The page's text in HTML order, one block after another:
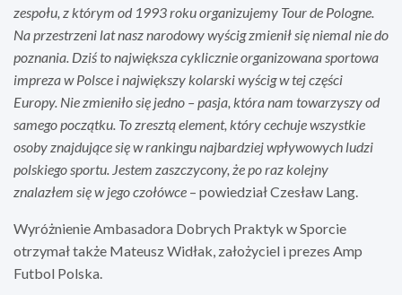
zespołu, z którym od 1993 roku organizujemy Tour de Pologne.
Na przestrzeni lat nasz narodowy wyścig zmienił się niemal nie do
poznania. Dziś to największa cyklicznie organizowana sportowa
impreza w Polsce i największy kolarski wyścig w tej części
Europy. Nie zmieniło się jedno – pasja, która nam towarzyszy od
samego początku. To zresztą element, który cechuje wszystkie
osoby znajdujące się w rankingu najbardziej wpływowych ludzi
polskiego sportu. Jestem zaszczycony, że po raz kolejny
znalazłem się w jego czołówce – powiedział Czesław Lang.
Wyróżnienie Ambasadora Dobrych Praktyk w Sporcie
otrzymał także Mateusz Widłak, założyciel i prezes Amp
Futbol Polska.